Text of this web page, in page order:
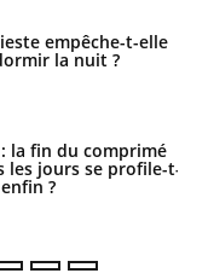
empêche-t-elle
la nuit ?
la fin du comprimé
les jours se profile-t-
?